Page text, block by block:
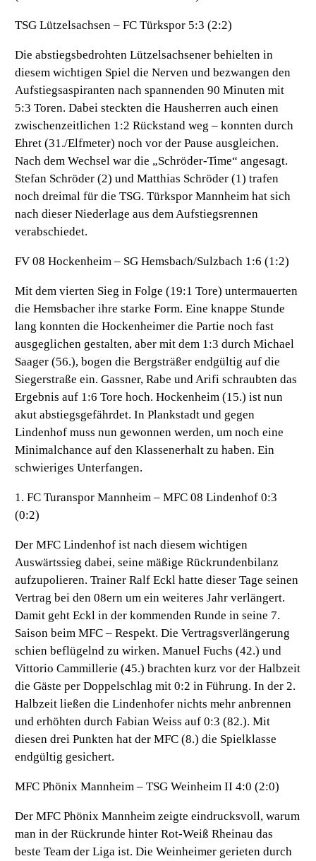
TSG Lützelsachsen – FC Türkspor 5:3 (2:2)
Die abstiegsbedrohten Lützelsachsener behielten in
diesem wichtigen Spiel die Nerven und bezwangen den
Aufstiegsaspiranten nach spannenden 90 Minuten mit
5:3 Toren. Dabei steckten die Hausherren auch einen
zwischenzeitlichen 1:2 Rückstand weg – konnten durch
Ehret (31./Elfmeter) noch vor der Pause ausgleichen.
Nach dem Wechsel war die „Schröder-Time“ angesagt.
Stefan Schröder (2) und Matthias Schröder (1) trafen
noch dreimal für die TSG. Türkspor Mannheim hat sich
nach dieser Niederlage aus dem Aufstiegsrennen
verabschiedet.
FV 08 Hockenheim – SG Hemsbach/Sulzbach 1:6 (1:2)
Mit dem vierten Sieg in Folge (19:1 Tore) untermauerten
die Hemsbacher ihre starke Form. Eine knappe Stunde
lang konnten die Hockenheimer die Partie noch fast
ausgeglichen gestalten, aber mit dem 1:3 durch Michael
Saager (56.), bogen die Bergsträßer endgültig auf die
Siegerstraße ein. Gassner, Rabe und Arifi schraubten das
Ergebnis auf 1:6 Tore hoch. Hockenheim (15.) ist nun
akut abstiegsgefährdet. In Plankstadt und gegen
Lindenhof muss nun gewonnen werden, um noch eine
Minimalchance auf den Klassenerhalt zu haben. Ein
schwieriges Unterfangen.
1. FC Turanspor Mannheim – MFC 08 Lindenhof 0:3
(0:2)
Der MFC Lindenhof ist nach diesem wichtigen
Auswärtssieg dabei, seine mäßige Rückrundenbilanz
aufzupolieren. Trainer Ralf Eckl hatte dieser Tage seinen
Vertrag bei den 08ern um ein weiteres Jahr verlängert.
Damit geht Eckl in der kommenden Runde in seine 7.
Saison beim MFC – Respekt. Die Vertragsverlängerung
schien beflügelnd zu wirken. Manuel Fuchs (42.) und
Vittorio Cammillerie (45.) brachten kurz vor der Halbzeit
die Gäste per Doppelschlag mit 0:2 in Führung. In der 2.
Halbzeit ließen die Lindenhofer nichts mehr anbrennen
und erhöhten durch Fabian Weiss auf 0:3 (82.). Mit
diesen drei Punkten hat der MFC (8.) die Spielklasse
endgültig gesichert.
MFC Phönix Mannheim – TSG Weinheim II 4:0 (2:0)
Der MFC Phönix Mannheim zeigte eindrucksvoll, warum
man in der Rückrunde hinter Rot-Weiß Rheinau das
beste Team der Liga ist. Die Weinheimer gerieten durch